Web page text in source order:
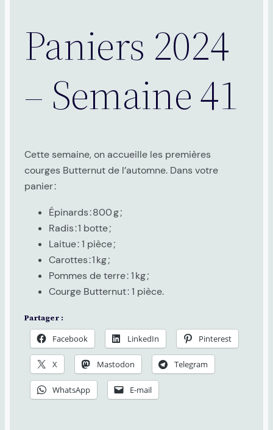
Paniers 2024
– Semaine 41
Cette semaine, on accueille les premières
courges Butternut de l’automne. Dans votre
panier :
Épinards : 800 g ;
Radis : 1 botte ;
Laitue : 1 pièce ;
Carottes : 1 kg ;
Pommes de terre : 1 kg ;
Courge Butternut : 1 pièce.
Partager :
Facebook LinkedIn Pinterest
X Mastodon Telegram
WhatsApp E-mail